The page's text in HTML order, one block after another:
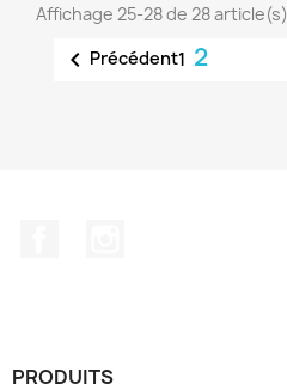
Affichage 25-28 de 28 article(s)
 Précédent1 2
PRODUITS